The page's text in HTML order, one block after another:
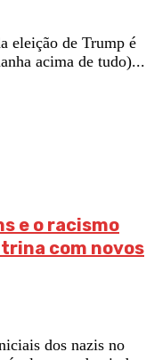
eleição de Trump é
acima de tudo)...
e o racismo
com novos
dos nazis no